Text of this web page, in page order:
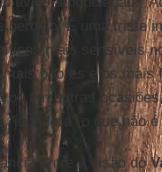
heroico. É uma triste
mais sensíveis
mais pobres e os mais
em outras
"joga fora" o que não é
entre a visão do